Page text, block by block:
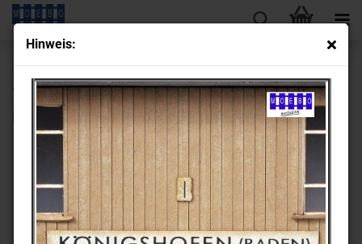
Hin­weis:
« Erster « zurück weiter »
Letzter »
430
Artikel in dieser Kategorie
HO- 0157 frei­ste­hen­des Wohn­haus -​ocker-